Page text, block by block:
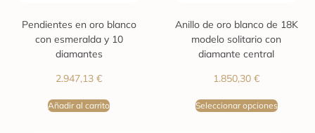
Pendientes en oro blanco
con esmeralda y 10
diamantes
2.947,13 €
Añadir al carrito
Anillo de oro blanco de 18K
modelo solitario con
diamante central
1.850,30 €
Seleccionar opciones